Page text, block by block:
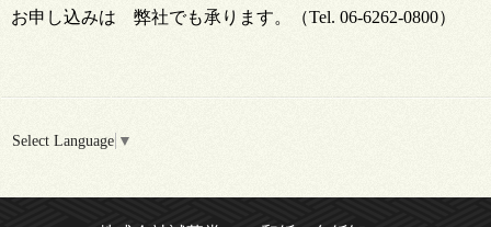
お申し込みは 弊社でも承ります。（Tel. 06-6262-0800）
Select Language ▼